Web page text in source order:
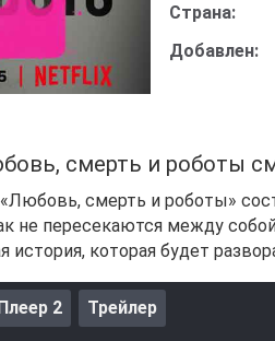
Страна:
Добавлен:
смерть и роботы
смерть и роботы»
не пересекаются между
история, которая будет
2 Трейлер